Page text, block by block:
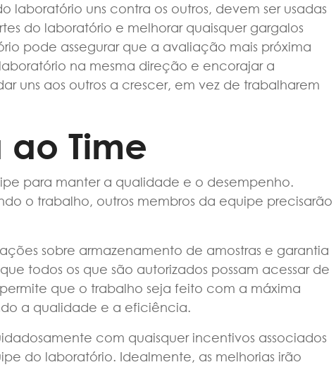
laboratório uns contra os outros, devem ser usadas
do laboratório e melhorar quaisquer gargalos
pode assegurar que a avaliação mais próxima
na mesma direção e encorajar a
uns aos outros a crescer, em vez de trabalharem
Time
para manter a qualidade e o desempenho.
o trabalho, outros membros da equipe precisarão
sobre armazenamento de amostras e garantia
todos os que são autorizados possam acessar de
que o trabalho seja feito com a máxima
a qualidade e a eficiência.
com quaisquer incentivos associados
do laboratório. Idealmente, as melhorias irão